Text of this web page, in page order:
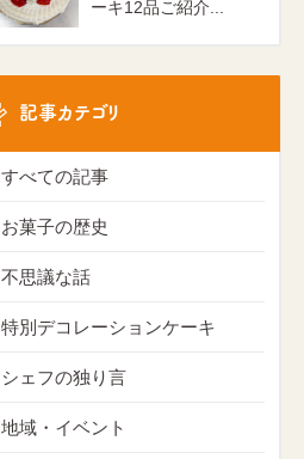
ーキ12品ご紹介...
記事カテゴリ
すべての記事
お菓子の歴史
不思議な話
特別デコレーションケーキ
シェフの独り言
地域・イベント